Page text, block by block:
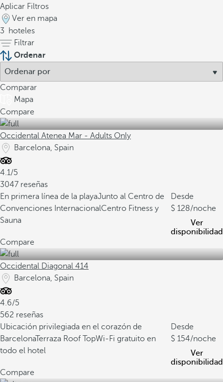
Aplicar Filtros
Ver en mapa
3
hoteles
Filtrar
Ordenar
Comparar
Mapa
Compare
Occidental Atenea Mar - Adults Only
Barcelona, Spain
4.1/5
3047 reseñas
En primera línea de la playaJunto al Centro de
Convenciones InternacionalCentro Fitness y
Sauna
Desde
128/noche
Ver
disponibilidad
Compare
Occidental Diagonal 414
Barcelona, Spain
4.6/5
562 reseñas
Ubicación privilegiada en el corazón de
BarcelonaTerraza Roof TopWi-Fi gratuito en
todo el hotel
Desde
154/noche
Ver
disponibilidad
Compare